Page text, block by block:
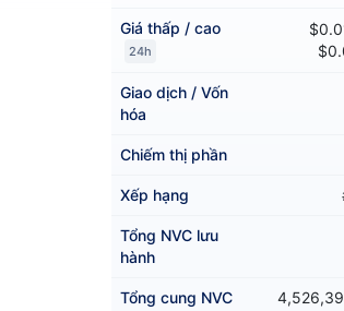
Giá thấp / cao
24h
Giao dịch / Vốn
hóa
Chiếm thị phần
Xếp hạng
Tổng NVC lưu
hành
Tổng cung NVC